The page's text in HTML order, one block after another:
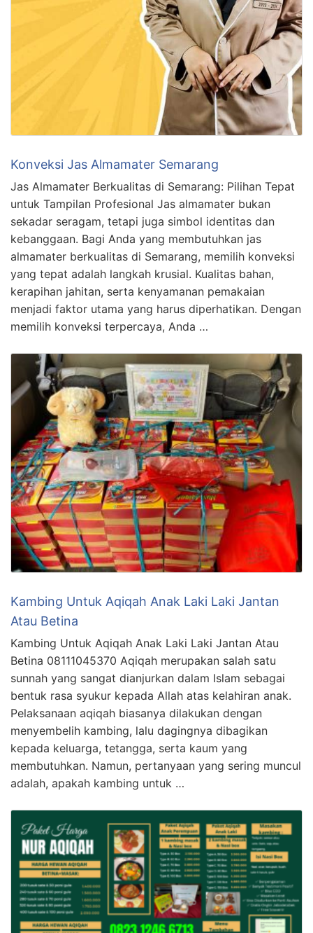
Konveksi Jas Almamater Semarang
Jas Almamater Berkualitas di Semarang: Pilihan Tepat
untuk Tampilan Profesional Jas almamater bukan
sekadar seragam, tetapi juga simbol identitas dan
kebanggaan. Bagi Anda yang membutuhkan jas
almamater berkualitas di Semarang, memilih konveksi
yang tepat adalah langkah krusial. Kualitas bahan,
kerapihan jahitan, serta kenyamanan pemakaian
menjadi faktor utama yang harus diperhatikan. Dengan
memilih konveksi terpercaya, Anda …
Kambing Untuk Aqiqah Anak Laki Laki Jantan
Atau Betina
Kambing Untuk Aqiqah Anak Laki Laki Jantan Atau
Betina 08111045370 Aqiqah merupakan salah satu
sunnah yang sangat dianjurkan dalam Islam sebagai
bentuk rasa syukur kepada Allah atas kelahiran anak.
Pelaksanaan aqiqah biasanya dilakukan dengan
menyembelih kambing, lalu dagingnya dibagikan
kepada keluarga, tetangga, serta kaum yang
membutuhkan. Namun, pertanyaan yang sering muncul
adalah, apakah kambing untuk …